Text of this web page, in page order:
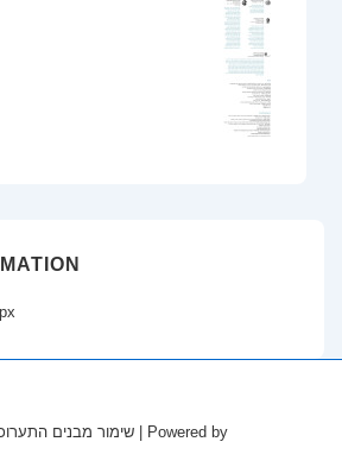
px
| Powered by